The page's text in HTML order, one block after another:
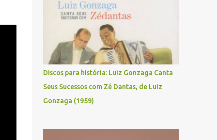
Discos para história: Luiz Gonzaga Canta
Seus Sucessos com Zé Dantas, de Luiz
Gonzaga (1959)